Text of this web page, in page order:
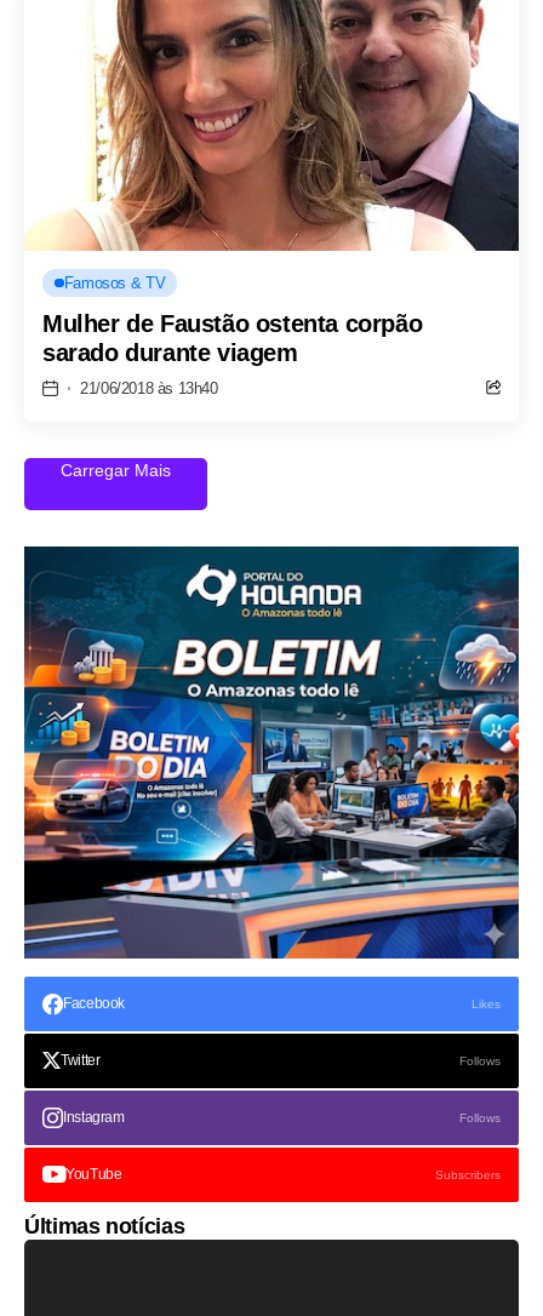
Famosos & TV
Mulher de Faustão ostenta corpão
sarado durante viagem
21/06/2018 às 13h40
Carregar Mais
Facebook Likes
Twitter Follows
Instagram Follows
YouTube Subscribers
Últimas notícias